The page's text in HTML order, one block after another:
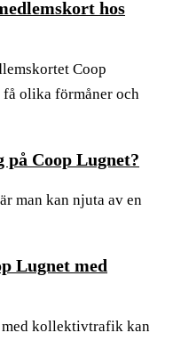
hos
Coop
olika förmåner och
på Coop Lugnet?
man kan njuta av en
Lugnet med
kollektivtrafik kan